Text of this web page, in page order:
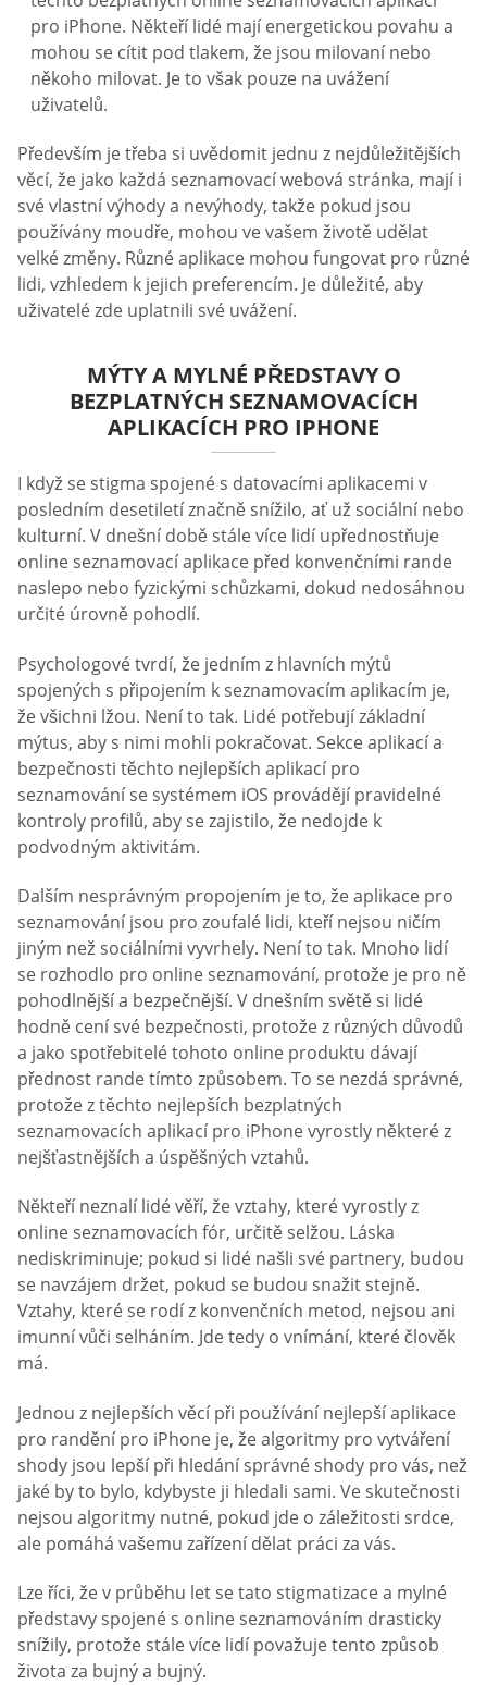
pro iPhone. Někteří lidé mají energetickou povahu a
mohou se cítit pod tlakem, že jsou milovaní nebo
někoho milovat. Je to však pouze na uvážení
uživatelů.
Především je třeba si uvědomit jednu z nejdůležitějších
věcí, že jako každá seznamovací webová stránka, mají i
své vlastní výhody a nevýhody, takže pokud jsou
používány moudře, mohou ve vašem životě udělat
velké změny. Různé aplikace mohou fungovat pro různé
lidi, vzhledem k jejich preferencím. Je důležité, aby
uživatelé zde uplatnili své uvážení.
MÝTY A MYLNÉ PŘEDSTAVY O
BEZPLATNÝCH SEZNAMOVACÍCH
APLIKACÍCH PRO IPHONE
I když se stigma spojené s datovacími aplikacemi v
posledním desetiletí značně snížilo, ať už sociální nebo
kulturní. V dnešní době stále více lidí upřednostňuje
online seznamovací aplikace před konvenčními rande
naslepo nebo fyzickými schůzkami, dokud nedosáhnou
určité úrovně pohodlí.
Psychologové tvrdí, že jedním z hlavních mýtů
spojených s připojením k seznamovacím aplikacím je,
že všichni lžou. Není to tak. Lidé potřebují základní
mýtus, aby s nimi mohli pokračovat. Sekce aplikací a
bezpečnosti těchto nejlepších aplikací pro
seznamování se systémem iOS provádějí pravidelné
kontroly profilů, aby se zajistilo, že nedojde k
podvodným aktivitám.
Dalším nesprávným propojením je to, že aplikace pro
seznamování jsou pro zoufalé lidi, kteří nejsou ničím
jiným než sociálními vyvrhely. Není to tak. Mnoho lidí
se rozhodlo pro online seznamování, protože je pro ně
pohodlnější a bezpečnější. V dnešním světě si lidé
hodně cení své bezpečnosti, protože z různých důvodů
a jako spotřebitelé tohoto online produktu dávají
přednost rande tímto způsobem. To se nezdá správné,
protože z těchto nejlepších bezplatných
seznamovacích aplikací pro iPhone vyrostly některé z
nejšťastnějších a úspěšných vztahů.
Někteří neznalí lidé věří, že vztahy, které vyrostly z
online seznamovacích fór, určitě selžou. Láska
nediskriminuje; pokud si lidé našli své partnery, budou
se navzájem držet, pokud se budou snažit stejně.
Vztahy, které se rodí z konvenčních metod, nejsou ani
imunní vůči selháním. Jde tedy o vnímání, které člověk
má.
Jednou z nejlepších věcí při používání nejlepší aplikace
pro randění pro iPhone je, že algoritmy pro vytváření
shody jsou lepší při hledání správné shody pro vás, než
jaké by to bylo, kdybyste ji hledali sami. Ve skutečnosti
nejsou algoritmy nutné, pokud jde o záležitosti srdce,
ale pomáhá vašemu zařízení dělat práci za vás.
Lze říci, že v průběhu let se tato stigmatizace a mylné
představy spojené s online seznamováním drasticky
snížily, protože stále více lidí považuje tento způsob
života za bujný a bujný.